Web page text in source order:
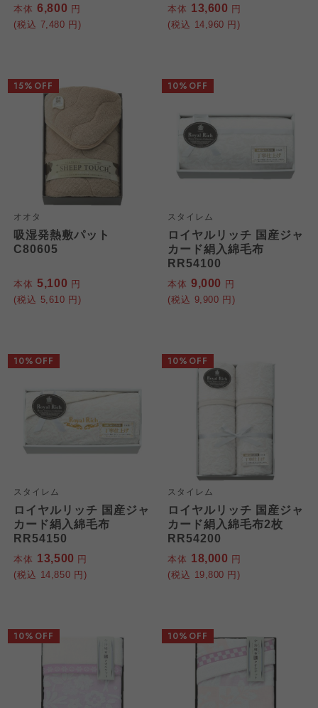
本体 6,800 円
(税込 7,480 円)
本体 13,600 円
(税込 14,960 円)
オオタ
吸湿発熱敷パット
C80605
本体 5,100 円
(税込 5,610 円)
15%OFF
スタイレム
ロイヤルリッチ 国産ジャ
カード絹入綿毛布
RR54100
本体 9,000 円
(税込 9,900 円)
10%OFF
スタイレム
ロイヤルリッチ 国産ジャ
カード絹入綿毛布
RR54150
本体 13,500 円
(税込 14,850 円)
10%OFF
スタイレム
ロイヤルリッチ 国産ジャ
カード絹入綿毛布2枚
RR54200
本体 18,000 円
(税込 19,800 円)
10%OFF
10%OFF 10%OFF
ご利用約款（ご利用規約・ご利
用規程）について
個人情報保護方針について
このサイトは7つの生協から業務委託を受けて、
特定商取引法に基づく表記につ